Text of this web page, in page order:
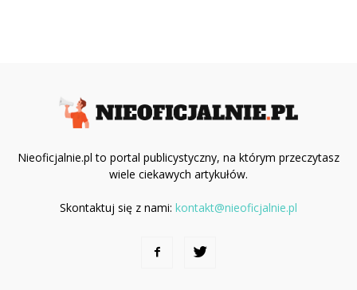
Nieoficjalnie.pl to portal publicystyczny, na którym przeczytasz
wiele ciekawych artykułów.
Skontaktuj się z nami: kontakt@nieoficjalnie.pl